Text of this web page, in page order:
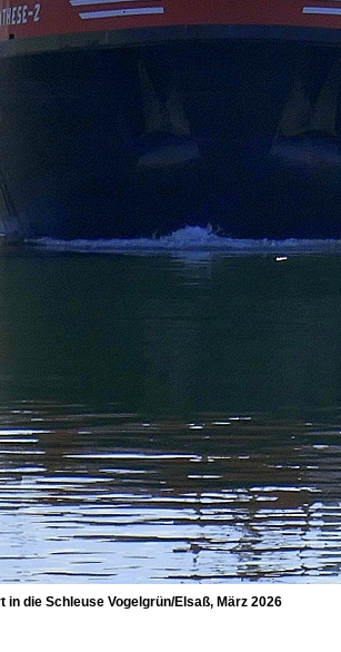
in die Schleuse Vogelgrün/Elsaß, März 2026